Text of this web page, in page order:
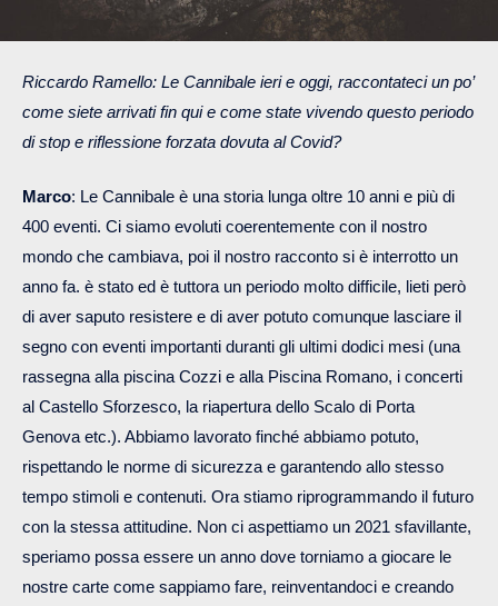
Riccardo Ramello: Le Cannibale ieri e oggi, raccontateci un po’
come siete arrivati fin qui e come state vivendo questo periodo
di stop e riflessione forzata dovuta al Covid?
Marco: Le Cannibale è una storia lunga oltre 10 anni e più di
400 eventi. Ci siamo evoluti coerentemente con il nostro
mondo che cambiava, poi il nostro racconto si è interrotto un
anno fa. è stato ed è tuttora un periodo molto difficile, lieti però
di aver saputo resistere e di aver potuto comunque lasciare il
segno con eventi importanti duranti gli ultimi dodici mesi (una
rassegna alla piscina Cozzi e alla Piscina Romano, i concerti
al Castello Sforzesco, la riapertura dello Scalo di Porta
Genova etc.). Abbiamo lavorato finché abbiamo potuto,
rispettando le norme di sicurezza e garantendo allo stesso
tempo stimoli e contenuti. Ora stiamo riprogrammando il futuro
con la stessa attitudine. Non ci aspettiamo un 2021 sfavillante,
speriamo possa essere un anno dove torniamo a giocare le
nostre carte come sappiamo fare, reinventandoci e creando